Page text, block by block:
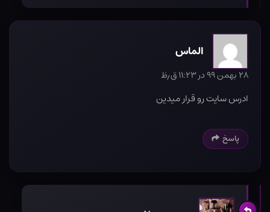
الماس
۲۸ بهمن ۹۹ در ۱۱:۲۳ ق٫ظ
ادرس سایت رو قرار میدین
پاسخ